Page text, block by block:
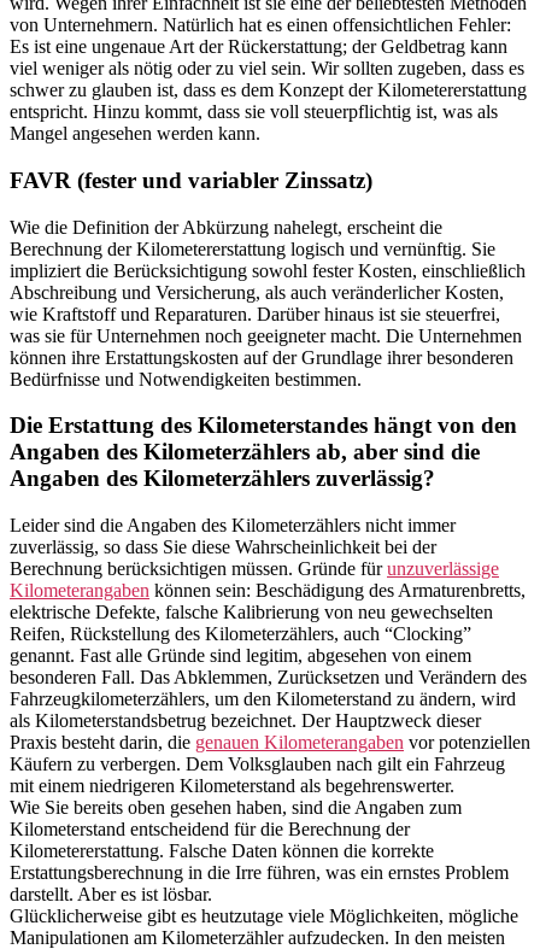
von Unternehmern. Natürlich hat es einen offensichtlichen Fehler:
Es ist eine ungenaue Art der Rückerstattung; der Geldbetrag kann
viel weniger als nötig oder zu viel sein. Wir sollten zugeben, dass es
schwer zu glauben ist, dass es dem Konzept der Kilometererstattung
entspricht. Hinzu kommt, dass sie voll steuerpflichtig ist, was als
Mangel angesehen werden kann.
FAVR (fester und variabler Zinssatz)
Wie die Definition der Abkürzung nahelegt, erscheint die
Berechnung der Kilometererstattung logisch und vernünftig. Sie
impliziert die Berücksichtigung sowohl fester Kosten, einschließlich
Abschreibung und Versicherung, als auch veränderlicher Kosten,
wie Kraftstoff und Reparaturen. Darüber hinaus ist sie steuerfrei,
was sie für Unternehmen noch geeigneter macht. Die Unternehmen
können ihre Erstattungskosten auf der Grundlage ihrer besonderen
Bedürfnisse und Notwendigkeiten bestimmen.
Die Erstattung des Kilometerstandes hängt von den
Angaben des Kilometerzählers ab, aber sind die
Angaben des Kilometerzählers zuverlässig?
Leider sind die Angaben des Kilometerzählers nicht immer
zuverlässig, so dass Sie diese Wahrscheinlichkeit bei der
Berechnung berücksichtigen müssen. Gründe fürunzuverlässige
Kilometerangaben können sein: Beschädigung des Armaturenbretts,
elektrische Defekte, falsche Kalibrierung von neu gewechselten
Reifen, Rückstellung des Kilometerzählers, auch “Clocking”
genannt. Fast alle Gründe sind legitim, abgesehen von einem
besonderen Fall. Das Abklemmen, Zurücksetzen und Verändern des
Fahrzeugkilometerzählers, um den Kilometerstand zu ändern, wird
als Kilometerstandsbetrug bezeichnet. Der Hauptzweck dieser
Praxis besteht darin, die genauen Kilometerangaben vor potenziellen
Käufern zu verbergen. Dem Volksglauben nach gilt ein Fahrzeug
mit einem niedrigeren Kilometerstand als begehrenswerter.
Wie Sie bereits oben gesehen haben, sind die Angaben zum
Kilometerstand entscheidend für die Berechnung der
Kilometererstattung. Falsche Daten können die korrekte
Erstattungsberechnung in die Irre führen, was ein ernstes Problem
darstellt. Aber es ist lösbar.
Glücklicherweise gibt es heutzutage viele Möglichkeiten, mögliche
Manipulationen am Kilometerzähler aufzudecken. In den meisten